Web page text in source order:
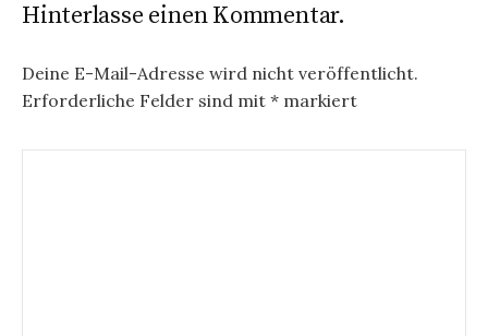
i
n
Hinterlasse einen Kommentar.
Deine E-Mail-Adresse wird nicht veröffentlicht.
Erforderliche Felder sind mit * markiert